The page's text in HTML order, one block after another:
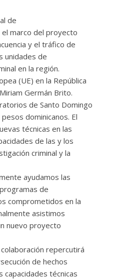
de
el marco del proyecto
y el tráfico de
unidades de
en la región.
(UE) en la República
Germán Brito.
de Santo Domingo
dominicanos. El
técnicas en las
de las y los
criminal y la
ayudamos las
de
comprometidos en la
asistimos
nuevo proyecto
repercutirá
de hechos
capacidades técnicas